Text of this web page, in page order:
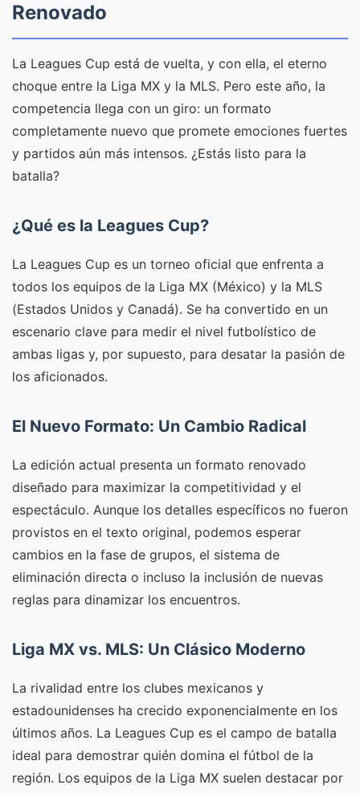
Renovado
La Leagues Cup está de vuelta, y con ella, el eterno
choque entre la Liga MX y la MLS. Pero este año, la
competencia llega con un giro: un formato
completamente nuevo que promete emociones fuertes
y partidos aún más intensos. ¿Estás listo para la
batalla?
¿Qué es la Leagues Cup?
La Leagues Cup es un torneo oficial que enfrenta a
todos los equipos de la Liga MX (México) y la MLS
(Estados Unidos y Canadá). Se ha convertido en un
escenario clave para medir el nivel futbolístico de
ambas ligas y, por supuesto, para desatar la pasión de
los aficionados.
El Nuevo Formato: Un Cambio Radical
La edición actual presenta un formato renovado
diseñado para maximizar la competitividad y el
espectáculo. Aunque los detalles específicos no fueron
provistos en el texto original, podemos esperar
cambios en la fase de grupos, el sistema de
eliminación directa o incluso la inclusión de nuevas
reglas para dinamizar los encuentros.
Liga MX vs. MLS: Un Clásico Moderno
La rivalidad entre los clubes mexicanos y
estadounidenses ha crecido exponencialmente en los
últimos años. La Leagues Cup es el campo de batalla
ideal para demostrar quién domina el fútbol de la
región. Los equipos de la Liga MX suelen destacar por